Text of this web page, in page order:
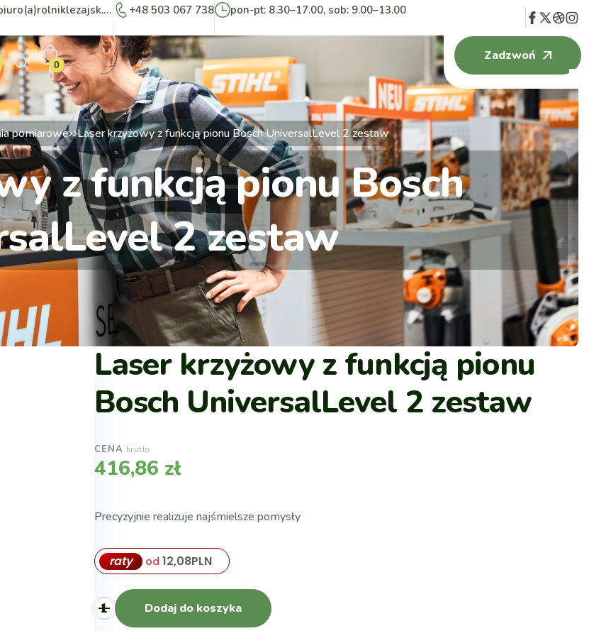
biuro(a)rolniklezajsk.pl +48 503 067 738 pon-pt: 8.30–17.00, sob: 9.00–13.00
0
Zadzwoń
pomiarowe Laser krzyżowy z funkcją pionu Bosch UniversalLevel 2 zestaw
z funkcją pionu Bosch
2 zestaw
Laser krzyżowy z funkcją pionu
Bosch UniversalLevel 2 zestaw
CENA brutto
416,86 zł
Precyzyjnie realizuje najśmielsze pomysły
raty od 12,08PLN
Dodaj do koszyka